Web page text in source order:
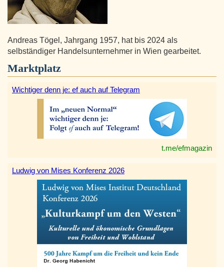
Andreas Tögel, Jahrgang 1957, hat bis 2024 als
selbständiger Handelsunternehmer in Wien gearbeitet.
Marktplatz
Wichtiger denn je: ef auch auf Telegram
t.me/efmagazin
Ludwig von Mises Konferenz 2026